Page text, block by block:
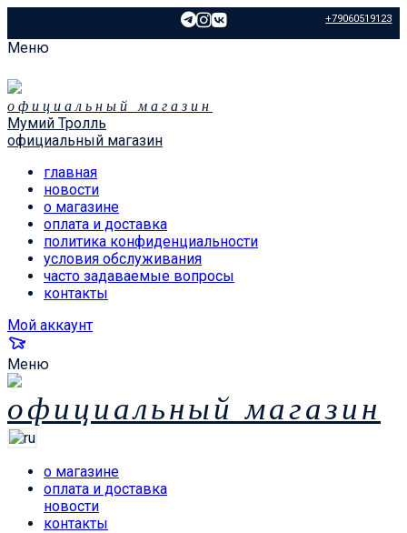
+79060519123
Меню
официальный магазин
Мумий Тролль
официальный магазин
главная
новости
о магазине
оплата и доставка
политика конфиденциальности
условия обслуживания
часто задаваемые вопросы
контакты
Мой аккаунт
Меню
официальный магазин
о магазине
оплата и доставка
новости
контакты